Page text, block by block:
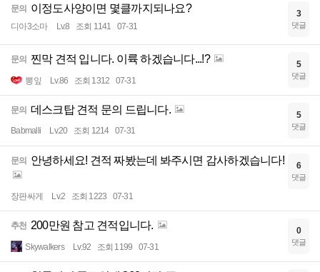
문의 이정도사양이면 몇클까지되나요?
디아3소마 Lv.8 조회 1141 07-31
3
댓글
문의 찐막 견적 입니다. 이륙 하겠습니다...!?
뽕잎 Lv.86 조회 1312 07-31
5
댓글
문의 데스크탑 견적 문의 드립니다.
Babmalli Lv.20 조회 1214 07-31
5
댓글
문의 안녕하세요! 견적 짜봤는데 봐주시면 감사하겠습니다!
장판싸게 Lv.2 조회 1223 07-31
6
댓글
추천 200만원 참고 견적입니다.
Skywalkers Lv.92 조회 1199 07-31
0
댓글